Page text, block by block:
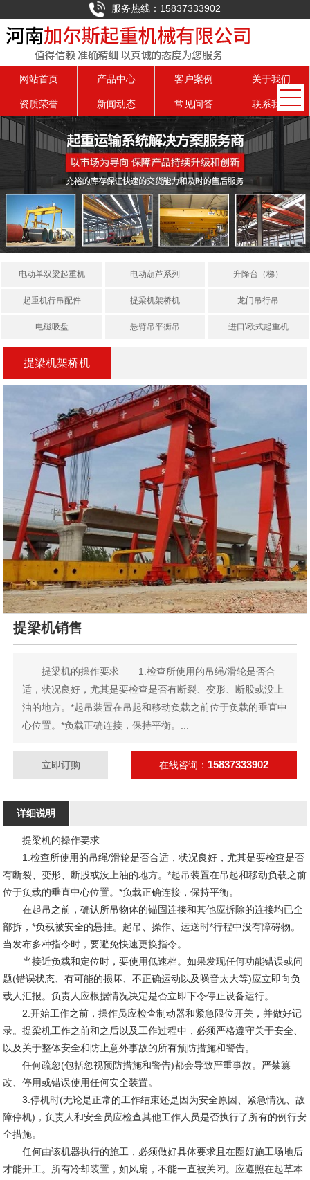
服务热线：15837333902
网站首页 产品中心 客户案例 关于我们
资质荣誉 新闻动态 常见问答 联系我们
电动单双梁起重机 电动葫芦系列 升降台（梯）
起重机行吊配件 提梁机架桥机 龙门吊行吊
电磁吸盘 悬臂吊平衡吊 进口\欧式起重机
提梁机架桥机
提梁机销售
提梁机的操作要求 1.检查所使用的吊绳/滑轮是否合
适，状况良好，尤其是要检查是否有断裂、变形、断股或没上
油的地方。*起吊装置在吊起和移动负载之前位于负载的垂直中
心位置。*负载正确连接，保持平衡。...
立即订购 在线咨询： 15837333902
详细说明
提梁机的操作要求
1.检查所使用的吊绳/滑轮是否合适，状况良好，尤其是要检查是否
有断裂、变形、断股或没上油的地方。*起吊装置在吊起和移动负载之前
位于负载的垂直中心位置。*负载正确连接，保持平衡。
在起吊之前，确认所吊物体的锚固连接和其他应拆除的连接均已全
部拆，*负载被安全的悬挂。起吊、操作、运送时*行程中没有障碍物。
当发布多种指令时，要避免快速更换指令。
当接近负载和定位时，要使用低速档。如果发现任何功能错误或问
题(错误状态、有可能的损坏、不正确运动以及噪音太大等)应立即向负
载人汇报。负责人应根据情况决定是否立即下令停止设备运行。
2.开始工作之前，操作员应检查制动器和紧急限位开关，并做好记
录。提梁机工作之前和之后以及工作过程中，必须严格遵守关于安全、
以及关于整体安全和防止意外事故的所有预防措施和警告。
任何疏忽(包括忽视预防措施和警告)都会导致严重事故。严禁篡
改、停用或错误使用任何安全装置。
3.停机时(无论是正常的工作结束还是因为安全原因、紧急情况、故
障停机)，负责人和安全员应检查其他工作人员是否执行了所有的例行安
全措施。
任何由该机器执行的施工，必须做好具体要求且在圈好施工场地后
才能开工。所有冷却装置，如风扇，不能一直被关闭。应遵照在起草本